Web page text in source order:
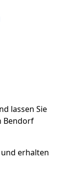
lassen Sie
Bendorf
und erhalten